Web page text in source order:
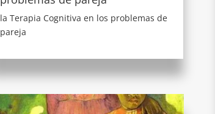
la Terapia Cognitiva en los problemas de
pareja